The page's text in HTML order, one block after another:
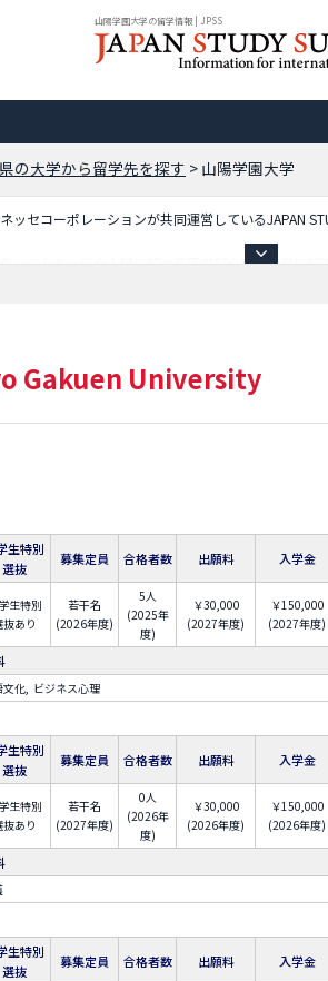
山陽学園大学の留学情報 | JPSS
の大学から留学先を探す > 山陽学園大学
ッセコーポレーションが共同運営しているJAPAN
しており、総合人間学部や看護学部や地域経営学
Gakuen University
生特別
選抜
募集定員 合格者数 出願料 入学金
生特別
抜あり
若干名
(2026年度)
5人
(2025年
度)
￥30,000
(2027年度)
￥150,000
(2027年度)
文化 ビジネス心理
生特別
選抜
募集定員 合格者数 出願料 入学金
生特別
抜あり
若干名
(2027年度)
0人
(2026年
度)
￥30,000
(2026年度)
￥150,000
(2026年度)
生特別
選抜
募集定員 合格者数 出願料 入学金